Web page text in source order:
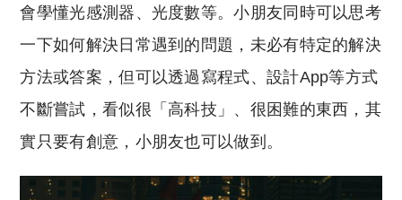
會學懂光感測器、光度數等。小朋友同時可以思考
一下如何解決日常遇到的問題，未必有特定的解決
方法或答案，但可以透過寫程式、設計App等方式
不斷嘗試，看似很「高科技」、很困難的東西，其
實只要有創意，小朋友也可以做到。